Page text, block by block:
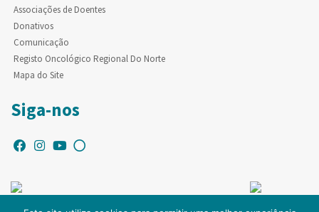
Associações de Doentes
Donativos
Comunicação
Registo Oncológico Regional Do Norte
Mapa do Site
Siga-nos